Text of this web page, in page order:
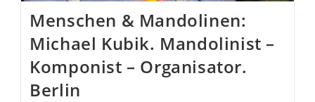
Menschen & Mandolinen:
Michael Kubik. Mandolinist –
Komponist – Organisator.
Berlin